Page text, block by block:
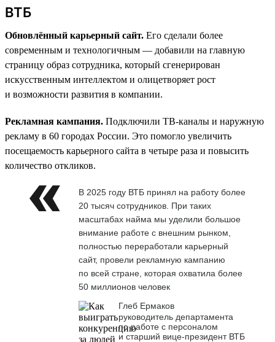
ВТБ
Обновлённый карьерный сайт. Его сделали более
современным и технологичным — добавили на главную
страницу образ сотрудника, который сгенерирован
искусственным интеллектом и олицетворяет рост
и возможности развития в компании.
Рекламная кампания. Подключили ТВ-каналы и наружную
рекламу в 60 городах России. Это помогло увеличить
посещаемость карьерного сайта в четыре раза и повысить
количество откликов.
В 2025 году ВТБ принял на работу более
20 тысяч сотрудников. При таких
масштабах найма мы уделили большое
внимание работе с внешним рынком,
полностью переработали карьерный
сайт, провели рекламную кампанию
по всей стране, которая охватила более
50 миллионов человек
Глеб Ермаков
руководитель департамента
по работе с персоналом
и старший вице-президент ВТБ